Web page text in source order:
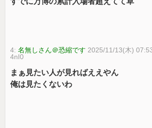
4:名無しさん＠恐縮です 2025/11/13(木)
4nI0
まぁ見たい人が見ればええやん
俺は見たくないわ